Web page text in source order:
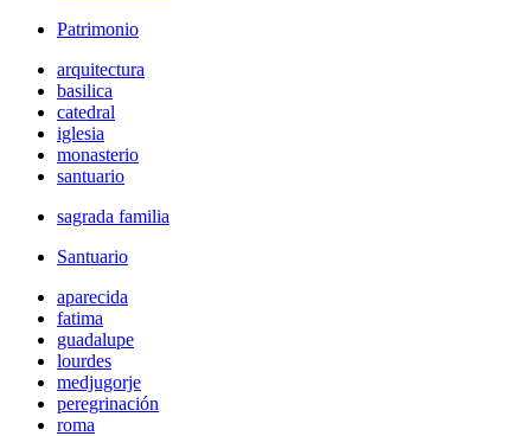
Patrimonio
arquitectura
basilica
catedral
iglesia
monasterio
santuario
sagrada familia
Santuario
aparecida
fatima
guadalupe
lourdes
medjugorje
peregrinación
roma